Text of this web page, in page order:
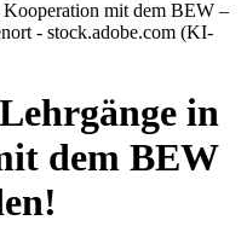
in
dem BEW